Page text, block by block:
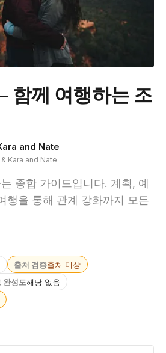
함께 여행하는 조
and Nate
Kara and Nate
종합 가이드입니다. 계획, 예
행을 통해 관계 강화까지 모든
출처 검증출처 미상
완성도해당 없음